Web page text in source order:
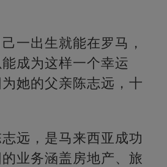
一出生就能在罗马，
成为这样一个幸运
她的父亲陈志远，十
远，是马来西亚成功
业务涵盖房地产、旅